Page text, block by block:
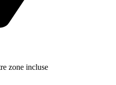
zone incluse